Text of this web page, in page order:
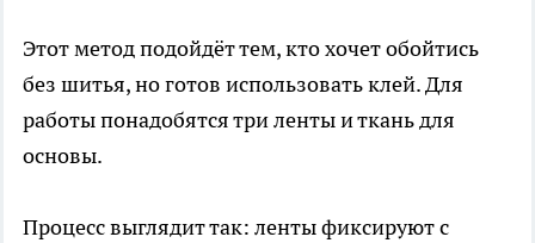
Этот метод подойдёт тем, кто хочет обойтись
без шитья, но готов использовать клей. Для
работы понадобятся три ленты и ткань для
основы.
Процесс выглядит так: ленты фиксируют с